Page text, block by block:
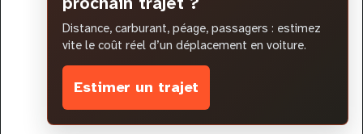
Distance, carburant, péage, passagers : estimez
vite le coût réel d’un déplacement en voiture.
Estimer un trajet